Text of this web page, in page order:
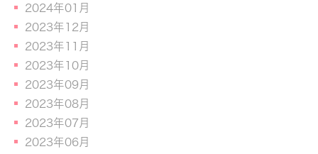
2024年01月
2023年12月
2023年11月
2023年10月
2023年09月
2023年08月
2023年07月
2023年06月